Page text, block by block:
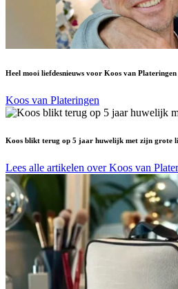
Heel mooi liefdesnieuws voor Koos van Plateringen
Koos van Plateringen
Koos blikt terug op 5 jaar huwelijk met zijn grote
Lees alle artikelen over Koos van